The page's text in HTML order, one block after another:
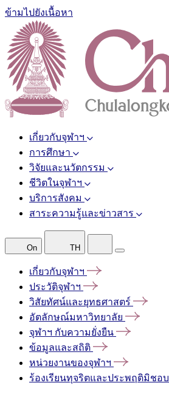
ข้ามไปยังเนื้อหา
เกี่ยวกับจุฬาฯ
การศึกษา
วิจัยและนวัตกรรม
ชีวิตในจุฬาฯ
บริการสังคม
สาระความรู้และข่าวสาร
On TH
เกี่ยวกับจุฬาฯ
ประวัติจุฬาฯ
วิสัยทัศน์และยุทธศาสตร์
อัตลักษณ์มหาวิทยาลัย
จุฬาฯ กับความยั่งยืน
ข้อมูลและสถิติ
หน่วยงานของจุฬาฯ
ร้องเรียนทุจริตและประพฤติมิชอบ